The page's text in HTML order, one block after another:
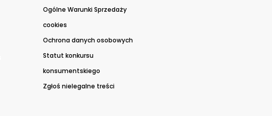
Ogólne Warunki Sprzedaży
cookies
Ochrona danych osobowych
Statut konkursu
konsumentskiego
Zgłoś nielegalne treści